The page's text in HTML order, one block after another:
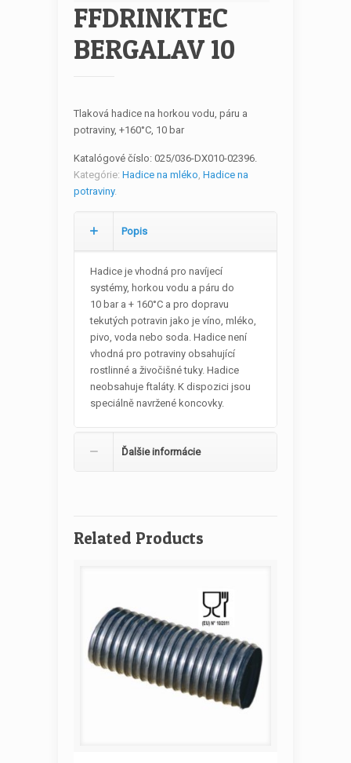
FFDRINKTEC
BERGALAV 10
Tlaková hadice na horkou vodu, páru a
potraviny, +160°C, 10 bar
Katalógové číslo: 025/036-DX010-02396.
Kategórie: Hadice na mléko, Hadice na
potraviny.
Popis
Hadice je vhodná pro navíjecí
systémy, horkou vodu a páru do
10 bar a + 160°C a pro dopravu
tekutých potravin jako je víno, mléko,
pivo, voda nebo soda. Hadice není
vhodná pro potraviny obsahující
rostlinné a živočišné tuky. Hadice
neobsahuje ftaláty. K dispozici jsou
speciálně navržené koncovky.
Ďalšie informácie
Related Products